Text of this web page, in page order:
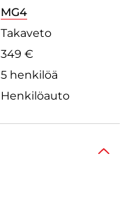
MG4
Takaveto
349 €
5 henkilöä
Henkilöauto